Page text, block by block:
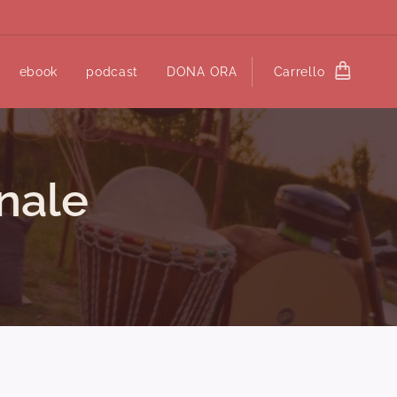
ebook podcast DONA ORA Carrello